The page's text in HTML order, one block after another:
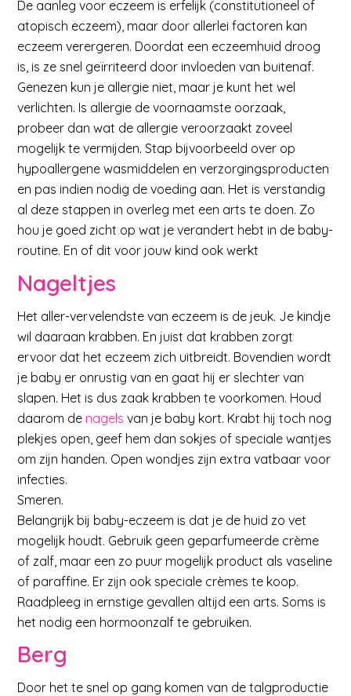
De aanleg voor eczeem is erfelijk (constitutioneel of
atopisch eczeem), maar door allerlei factoren kan
eczeem verergeren. Doordat een eczeemhuid droog
is, is ze snel geïrriteerd door invloeden van buitenaf.
Genezen kun je allergie niet, maar je kunt het wel
verlichten. Is allergie de voornaamste oorzaak,
probeer dan wat de allergie veroorzaakt zoveel
mogelijk te vermijden. Stap bijvoorbeeld over op
hypoallergene wasmiddelen en verzorgingsproducten
en pas indien nodig de voeding aan. Het is verstandig
al deze stappen in overleg met een arts te doen. Zo
hou je goed zicht op wat je verandert hebt in de baby-
routine. En of dit voor jouw kind ook werkt
Nageltjes
Het aller-vervelendste van eczeem is de jeuk. Je kindje
wil daaraan krabben. En juist dat krabben zorgt
ervoor dat het eczeem zich uitbreidt. Bovendien wordt
je baby er onrustig van en gaat hij er slechter van
slapen. Het is dus zaak krabben te voorkomen. Houd
daarom de nagels van je baby kort. Krabt hij toch nog
plekjes open, geef hem dan sokjes of speciale wantjes
om zijn handen. Open wondjes zijn extra vatbaar voor
infecties.
Smeren.
Belangrijk bij baby-eczeem is dat je de huid zo vet
mogelijk houdt. Gebruik geen geparfumeerde crème
of zalf, maar een zo puur mogelijk product als vaseline
of paraffine. Er zijn ook speciale crèmes te koop.
Raadpleeg in ernstige gevallen altijd een arts. Soms is
het nodig een hormoonzalf te gebruiken.
Berg
Door het te snel op gang komen van de talgproductie